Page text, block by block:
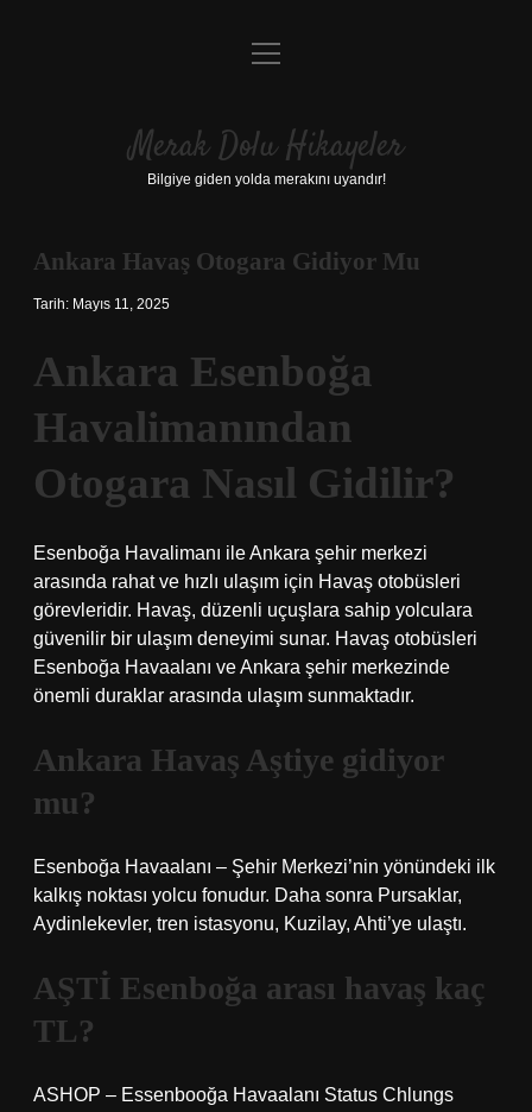
Anasayfa
Yasal Uyarı
menüyü
Merak Dolu Hikayeler
Bilgiye giden yolda merakını uyandır!
Ankara Havaş Otogara Gidiyor Mu
Tarih: Mayıs 11, 2025
Ankara Esenboğa
Havalimanından
Otogara Nasıl Gidilir?
Esenboğa Havalimanı ile Ankara şehir merkezi
arasında rahat ve hızlı ulaşım için Havaş otobüsleri
görevleridir. Havaş, düzenli uçuşlara sahip yolculara
güvenilir bir ulaşım deneyimi sunar. Havaş otobüsleri
Esenboğa Havaalanı ve Ankara şehir merkezinde
önemli duraklar arasında ulaşım sunmaktadır.
Ankara Havaş Aştiye gidiyor
mu?
Esenboğa Havaalanı – Şehir Merkezi’nin yönündeki ilk
kalkış noktası yolcu fonudur. Daha sonra Pursaklar,
Aydinlekevler, tren istasyonu, Kuzilay, Ahti’ye ulaştı.
AŞTİ Esenboğa arası havaş kaç
TL?
ASHOP – Essenbooğa Havaalanı Status Chlungs